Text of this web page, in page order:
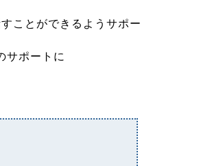
ことができるようサポー
サポートに